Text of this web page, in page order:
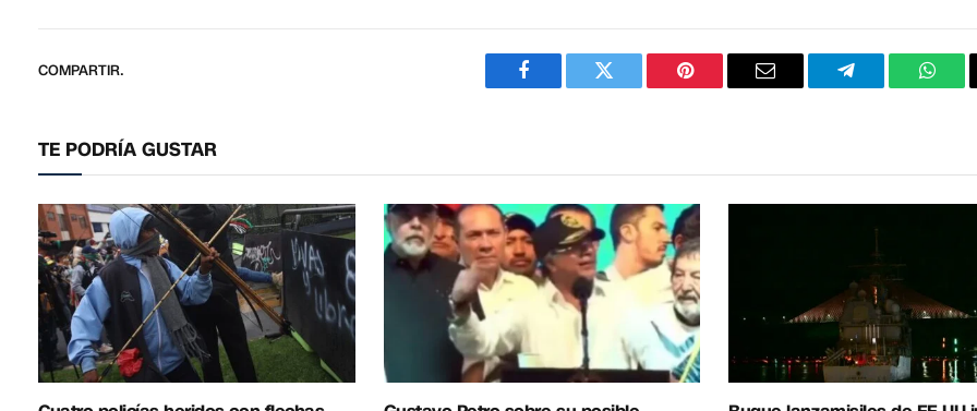
COMPARTIR.
FacebookTwitter PinterestCorreo
Telegram
TE PODRÍA GUSTAR